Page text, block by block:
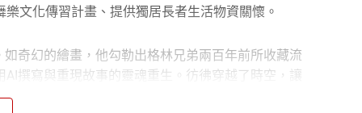
文化傳習計畫、提供獨居長者生活物資關懷。
奇幻的繪畫，他勾勒出格林兄弟兩百年前所收藏流
撰寫與重現故事的靈魂重生。彷彿穿越了時空，讓